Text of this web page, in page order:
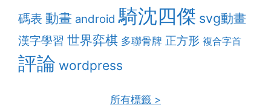
碼表 動畫 android 騎沈四傑 svg動畫
漢字學習 世界弈棋 多聯骨牌 正方形 複合字首
評論 wordpress
所有標籤 >